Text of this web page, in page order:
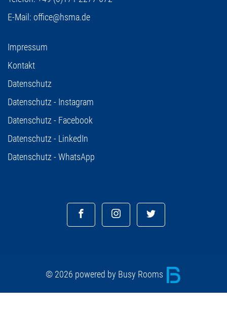
E-Mail: office@hsma.de
Impressum
Kontakt
Datenschutz
Datenschutz - Instagram
Datenschutz - Facebook
Datenschutz - LinkedIn
Datenschutz - WhatsApp
© 2026 powered by Busy Rooms